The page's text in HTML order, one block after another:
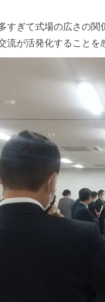
ぎて式場の広さの関
が活発化することを